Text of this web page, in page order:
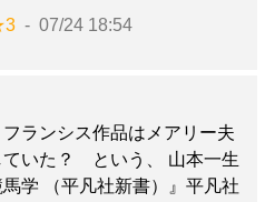
07/24 18:54
ランシス作品はメアリー夫
ていた？ という、 山本一生
馬学 （平凡社新書）』平凡社